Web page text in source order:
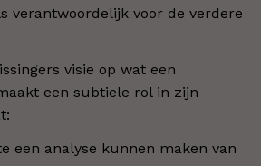
verantwoordelijk voor de verdere
visie op wat een
een subtiele rol in zijn
een analyse kunnen maken van